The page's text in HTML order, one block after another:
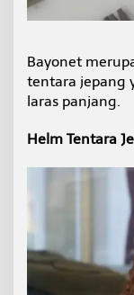
Bayonet
tentara jepang
laras panjang.
Helm Tentara